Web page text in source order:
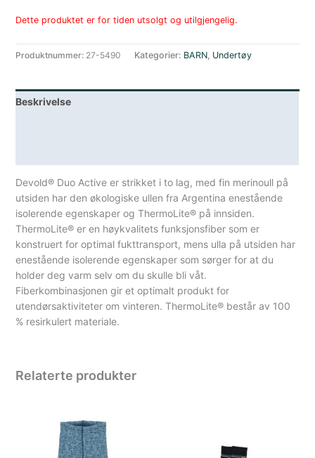
Dette produktet er for tiden utsolgt og utilgjengelig.
Produktnummer: 27-5490 Kategorier: BARN Undertøy
Beskrivelse
Devold® Duo Active er strikket i to lag, med fin merinoull på
utsiden har den økologiske ullen fra Argentina enestående
isolerende egenskaper og ThermoLite® på innsiden.
ThermoLite® er en høykvalitets funksjonsfiber som er
konstruert for optimal fukttransport, mens ulla på utsiden har
enestående isolerende egenskaper som sørger for at du
holder deg varm selv om du skulle bli våt.
Fiberkombinasjonen gir et optimalt produkt for
utendørsaktiviteter om vinteren. ThermoLite® består av 100
% resirkulert materiale.
Relaterte produkter